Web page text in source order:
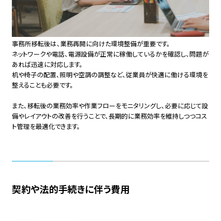
事務所移転後は、業務再開に向けた環境整備が重要です。
ネットワークや電話、電源設備が正常に稼働しているかを確認し、問題が
あれば迅速に対応します。
机や椅子の配置、照明や空調の調整など、従業員が快適に働ける環境を
整えることも必要です。
また、移転後の業務効率や作業フローをモニタリングし、必要に応じて設
備やレイアウトの改善を行うことで、長期的に業務効率を維持しつつコス
ト管理を最適化できます。
契約や法的手続きに伴う費用